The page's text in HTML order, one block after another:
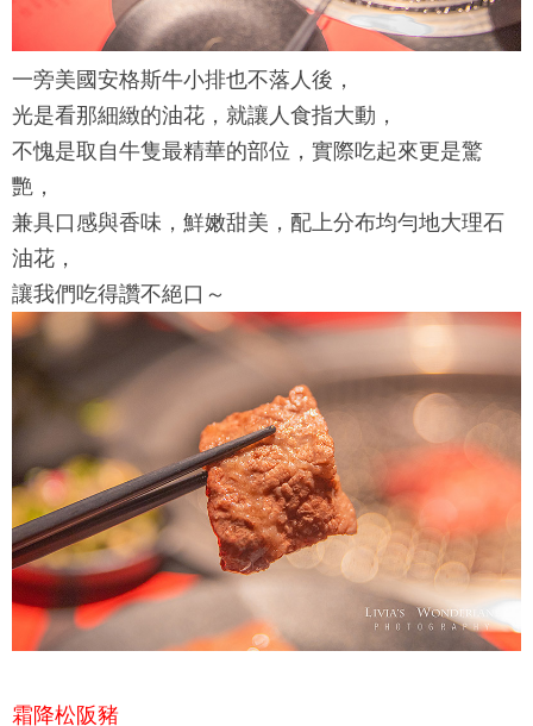
一旁美國安格斯牛小排也不落人後，
光是看那細緻的油花，就讓人食指大動，
不愧是取自牛隻最精華的部位，實際吃起來更是驚
艷，
兼具口感與香味，鮮嫩甜美，配上分布均勻地大理石
油花，
讓我們吃得讚不絕口～
霜降松阪豬